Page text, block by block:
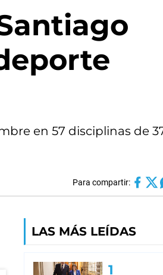
en 57 disciplinas de
Para compartir:
LAS MÁS LEÍDAS